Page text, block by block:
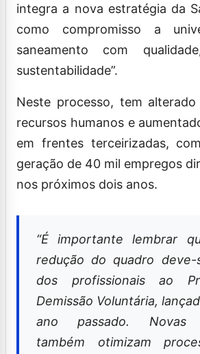
integra a nova estratégia da
como compromisso a
saneamento com
sustentabilidade”.
Neste processo, tem
recursos humanos e
em frentes terceirizadas,
geração de 40 mil empregos
nos próximos dois anos.
“É importante lembrar
redução do quadro deve-
dos profissionais ao
Demissão Voluntária,
ano passado. Novas
também otimizam